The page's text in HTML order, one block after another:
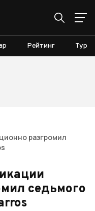
Рейтинг
разгромил
седьмого